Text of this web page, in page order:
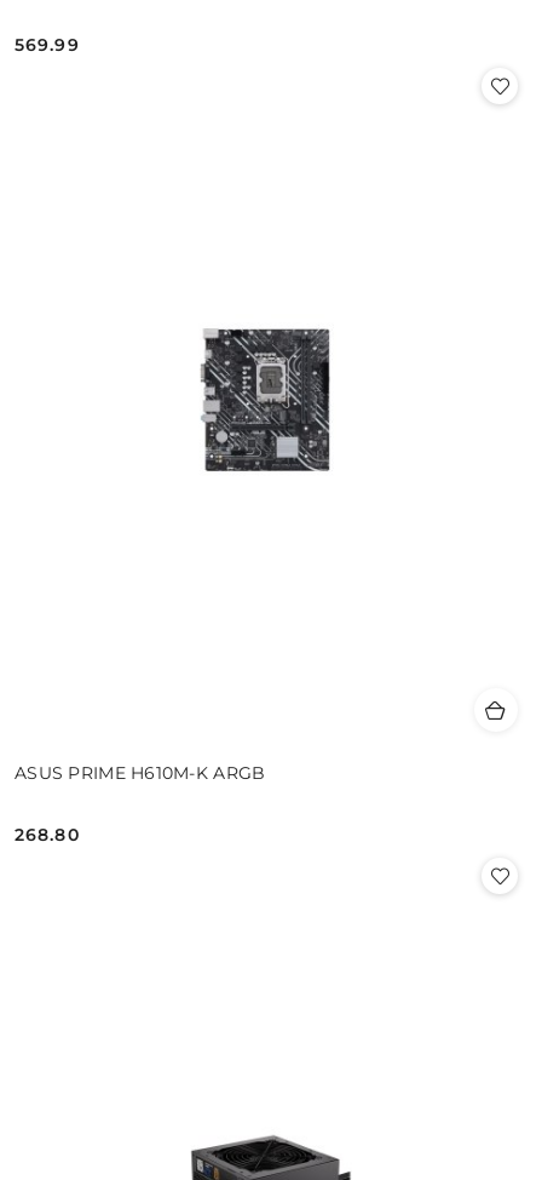
Cena:
569.99
ASUS PRIME H610M-K ARGB
Cena:
268.80